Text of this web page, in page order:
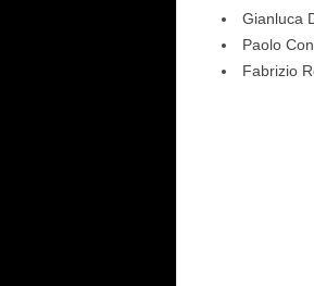
Gianluca
Paolo
Fabrizio